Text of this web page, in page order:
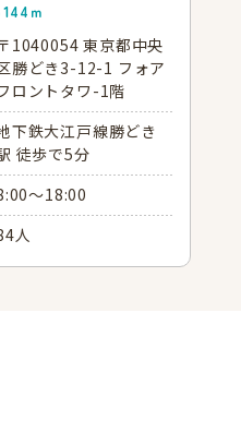
144 ｍ
1040054 東京都中央
勝どき3-12-1 フォア
ロントタワ-1階
下鉄大江戸線勝どき
徒歩で5分
～18:00
人